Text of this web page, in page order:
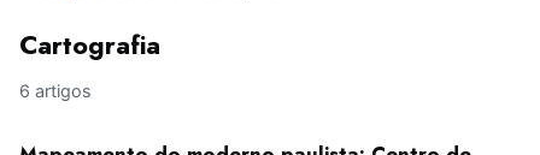
Cartografia
6 artigos